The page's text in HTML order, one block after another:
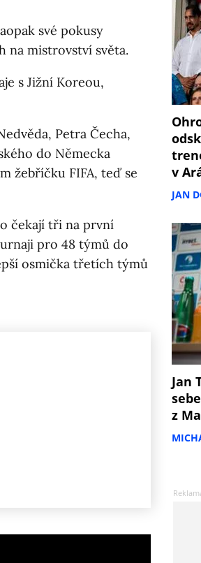
své pokusy
na mistrovství světa.
s Jižní Koreou,
Petra Čecha,
do Německa
žebříčku FIFA, teď se
čekají tři na první
pro 48 týmů do
osmička třetích týmů
v
JAN
Jan
z